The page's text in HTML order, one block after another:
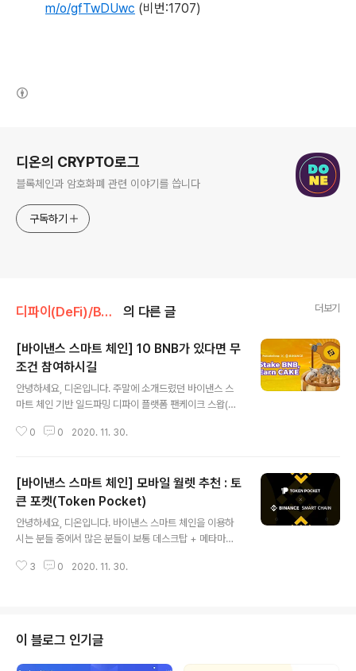
m/o/gfTwDUwc (비번:1707)
디온의 CRYPTO로그
블록체인과 암호화폐 관련 이야기를 씁니다
구독하기
디파이(DeFi)/BNB체인 의 다른 글 더보기
[바이낸스 스마트 체인] 10 BNB가 있다면 무
조건 참여하시길
안녕하세요, 디온입니다. 주말에 소개드렸던 바이낸스 스
마트 체인 기반 일드파밍 디파이 플랫폼 팬케이크 스왑(Pa
드립니다. 뭔가 내용이 복잡하게 느껴져서 그냥 스킵하고
벤트입니다. [바이낸스 스마트 체인] PancakeSwap에 1
20,000 달러 상당의 BNB 보상 풀 추가 바이낸스 거래소
나 바이낸스 스마트 체인 월렛에 10개 이상의 BNB를 보유
중이시라면 무조건 참여하셔서 10개의 BNB를 스테이킹
한 방법은 위의 포스팅을 참고하시면 됩니다) 참고로 새로
0 0 2020. 11. 30.
[바이낸스 스마트 체인] 모바일 월렛 추천 : 토
큰 포켓(Token Pocket)
안녕하세요, 디온입니다. 바이낸스 스마트 체인을 이용하
시는 분들 중에서 많은 분들이 보통 데스크탑 + 메타마스
없다보니 괜찮은 모바일 월렛을 사용하는 것도 필수가 되
바일 월렛은 토큰 포켓(Token Pocket)과 매쓰월렛(Mat
h Wallet)으로 요약할 수 있지 않나 싶네요. 그래서 오늘은
바이낸스 스마트 체인을 이용하기 위해 추천하는 월렛 중
3 0 2020. 11. 30.
이 블로그 인기글